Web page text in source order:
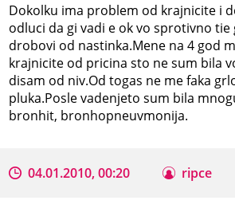
Dokolku ima problem od krajnicite i
odluci da gi vadi e ok vo sprotivno
drobovi od nastinka.Mene na 4 god
krajnicite od pricina sto ne sum bila
disam od niv.Od togas ne me faka
pluka.Posle vadenjeto sum bila
bronhit, bronhopneuvmonija.
04.01.2010, 00:20 ripce